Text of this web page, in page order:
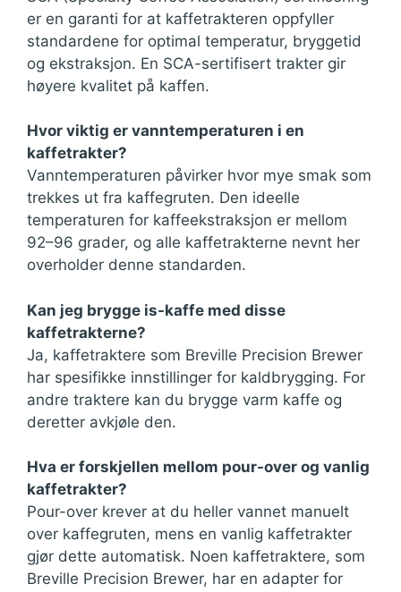
er en garanti for at kaffetrakteren oppfyller
standardene for optimal temperatur, bryggetid
og ekstraksjon. En SCA-sertifisert trakter gir
høyere kvalitet på kaffen.
Hvor viktig er vanntemperaturen i en
kaffetrakter?
Vanntemperaturen påvirker hvor mye smak som
trekkes ut fra kaffegruten. Den ideelle
temperaturen for kaffeekstraksjon er mellom
92–96 grader, og alle kaffetrakterne nevnt her
overholder denne standarden.
Kan jeg brygge is-kaffe med disse
kaffetrakterne?
Ja, kaffetraktere som Breville Precision Brewer
har spesifikke innstillinger for kaldbrygging. For
andre traktere kan du brygge varm kaffe og
deretter avkjøle den.
Hva er forskjellen mellom pour-over og vanlig
kaffetrakter?
Pour-over krever at du heller vannet manuelt
over kaffegruten, mens en vanlig kaffetrakter
gjør dette automatisk. Noen kaffetraktere, som
Breville Precision Brewer, har en adapter for